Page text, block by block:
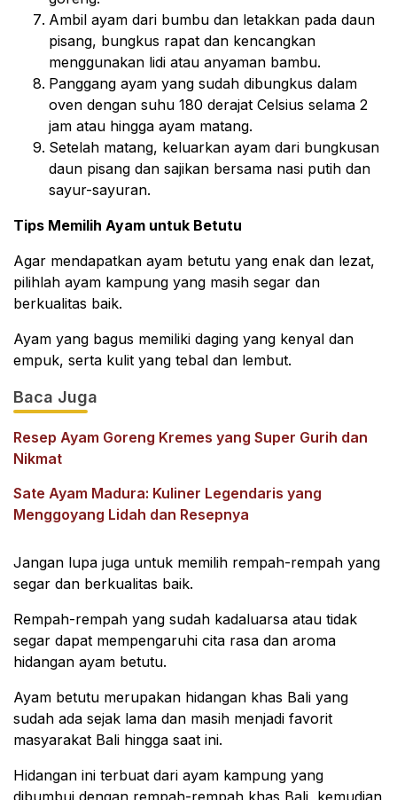
Ambil ayam dari bumbu dan letakkan pada daun
pisang, bungkus rapat dan kencangkan
menggunakan lidi atau anyaman bambu.
Panggang ayam yang sudah dibungkus dalam
oven dengan suhu 180 derajat Celsius selama 2
jam atau hingga ayam matang.
Setelah matang, keluarkan ayam dari bungkusan
daun pisang dan sajikan bersama nasi putih dan
sayur-sayuran.
Tips Memilih Ayam untuk Betutu
Agar mendapatkan ayam betutu yang enak dan lezat,
pilihlah ayam kampung yang masih segar dan
berkualitas baik.
Ayam yang bagus memiliki daging yang kenyal dan
empuk, serta kulit yang tebal dan lembut.
Baca Juga
Resep Ayam Goreng Kremes yang Super Gurih dan
Nikmat
Sate Ayam Madura: Kuliner Legendaris yang
Menggoyang Lidah dan Resepnya
Jangan lupa juga untuk memilih rempah-rempah yang
segar dan berkualitas baik.
Rempah-rempah yang sudah kadaluarsa atau tidak
segar dapat mempengaruhi cita rasa dan aroma
hidangan ayam betutu.
Ayam betutu merupakan hidangan khas Bali yang
sudah ada sejak lama dan masih menjadi favorit
masyarakat Bali hingga saat ini.
Hidangan ini terbuat dari ayam kampung yang